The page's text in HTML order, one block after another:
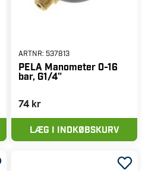
ARTNR: 537813
PELA Manometer 0-16
bar, G1/4"
74 kr
LÆG I INDKØBSKURV